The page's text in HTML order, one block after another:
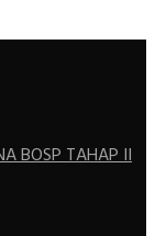
BOSP TAHAP II